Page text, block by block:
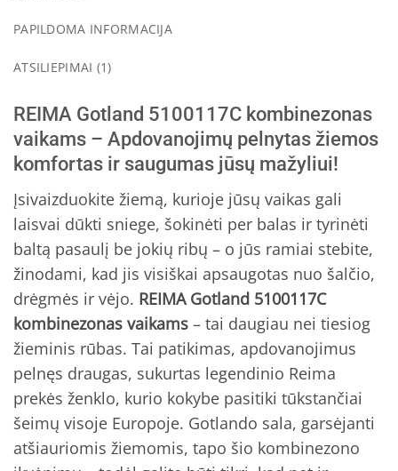
PAPILDOMA INFORMACIJA
ATSILIEPIMAI (1)
REIMA Gotland 5100117C kombinezonas
vaikams – Apdovanojimų pelnytas žiemos
komfortas ir saugumas jūsų mažyliui!
Įsivaizduokite žiemą, kurioje jūsų vaikas gali
laisvai dūkti sniege, šokinėti per balas ir tyrinėti
baltą pasaulį be jokių ribų – o jūs ramiai stebite,
žinodami, kad jis visiškai apsaugotas nuo šalčio,
drėgmės ir vėjo. REIMA Gotland 5100117C
kombinezonas vaikams – tai daugiau nei tiesiog
žieminis rūbas. Tai patikimas, apdovanojimus
pelnęs draugas, sukurtas legendinio Reima
prekės ženklo, kurio kokybe pasitiki tūkstančiai
šeimų visoje Europoje. Gotlando sala, garsėjanti
atšiauriomis žiemomis, tapo šio kombinezono